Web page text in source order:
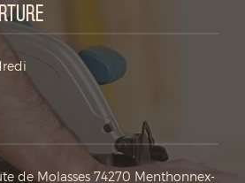
de Molasses 74270 Menthonnex-